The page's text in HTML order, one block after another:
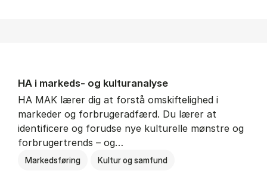
HA i mar­keds- og kul­tu­r­a­na­ly­se
HA MAK lærer dig at forstå omskiftelighed i
markeder og forbrugeradfærd. Du lærer at
identificere og forudse nye kulturelle mønstre og
forbrugertrends – og…
Markedsføring Kultur og samfund